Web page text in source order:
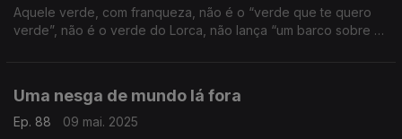
Aquele verde, com franqueza, não é o “verde que te quero
verde”, não é o verde do Lorca, não lança “um barco sobre o
Uma nesga de mundo lá fora
Ep. 88
09 mai. 2025